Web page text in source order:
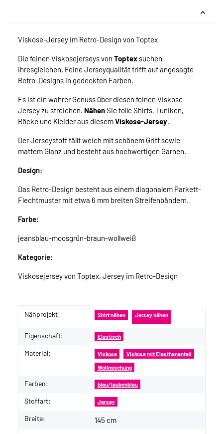
Viskose-Jersey im Retro-Design von Toptex
Die feinen Viskosejerseys von Toptex suchen
ihresgleichen. Feine Jerseyqualität trifft auf angesagte
Retro-Designs in gedeckten Farben.
Es ist ein wahrer Genuss über diesen feinen Viskose-
Jersey zu streichen. NähenSie tolle Shirts, Tuniken,
Röcke und Kleider aus diesemViskose-Jersey.
Der Jerseystoff fällt weich mit schönem Griff sowie
mattem Glanz und besteht aus hochwertigen Garnen.
Design:
Das Retro-Design besteht aus einem diagonalem Parkett-
Flechtmuster mit etwa 6 mm breiten Streifenbändern.
Farbe:
jeansblau-moosgrün-braun-wollweiß
Kategorie:
Viskosejersey von Toptex, Jersey im Retro-Design
Produkteigenschaft
Wert
Nähprojekt: Shirt nähen Jersey nähen
Eigenschaft: Elastisch
Material: Viskose Viskose mit Elasthananteil
Wollmischung
Farben: blau/taubenblau
Stoffart: Jersey
Breite: 145 cm